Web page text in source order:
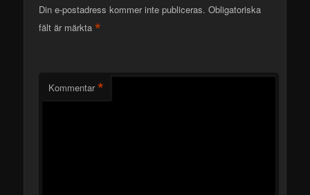
Din e-postadress kommer inte publiceras. Obligatoriska
fält är märkta*
Kommentar *